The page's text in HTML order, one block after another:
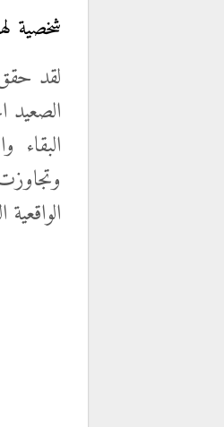
شخصية
لقد
الصعيد
البقاء